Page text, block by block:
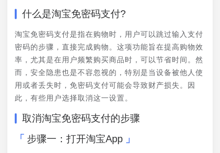
什么是淘宝免密码支付?
淘宝免密码支付是指在购物时，用户可以跳过输入支付
密码的步骤，直接完成购物。这项功能旨在提高购物效
率，尤其是在用户频繁购买商品时，可以节省时间。然
而，安全隐患也是不容忽视的，特别是当设备被他人使
用或者丢失时，免密码支付可能会导致财产损失。因
此，有些用户选择取消这一设置。
取消淘宝免密码支付的步骤
步骤一：打开淘宝App